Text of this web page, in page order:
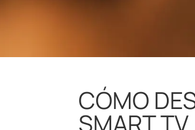
CÓMO
SMART TV